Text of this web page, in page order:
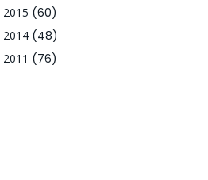
2015 (60)
2014(48)
2011 (76)